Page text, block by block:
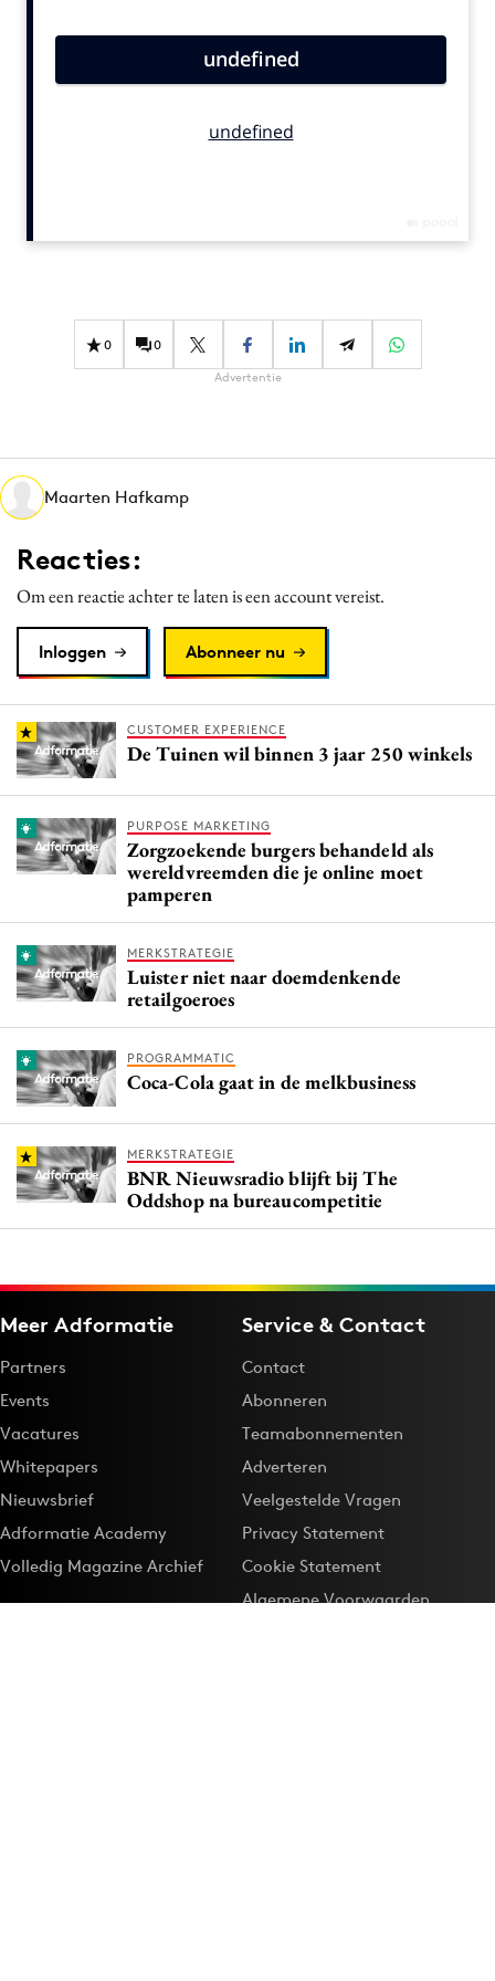
Carriere
Diversiteit
Interne communicatie
Martech
Media
Merkstrategie
PR
Purpose Marketing
Reputatie & crisis
0 0
Advertentie
Maarten Hafkamp
Reacties:
Om een reactie achter te laten is een account vereist.
Inloggen Abonneer nu
CUSTOMER EXPERIENCE
De Tuinen wil binnen 3 jaar 250 winkels
PURPOSE MARKETING
Zorgzoekende burgers behandeld als
wereldvreemden die je online moet
pamperen
MERKSTRATEGIE
Luister niet naar doemdenkende
retailgoeroes
PROGRAMMATIC
Coca-Cola gaat in de melkbusiness
MERKSTRATEGIE
BNR Nieuwsradio blijft bij The
Oddshop na bureaucompetitie
Meer Adformatie
Partners
Events
Vacatures
Whitepapers
Nieuwsbrief
Adformatie Academy
Volledig Magazine Archief
Service & Contact
Contact
Abonneren
Teamabonnementen
Adverteren
Veelgestelde Vragen
Privacy Statement
Cookie Statement
Algemene Voorwaarden